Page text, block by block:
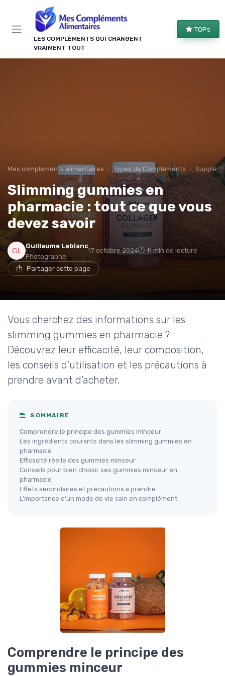
LES COMPLÉMENTS QUI CHANGENT
VRAIMENT TOUT
TOPs
Mes complements alimentaires Types de Compléments
Slimming gummies en
pharmacie : tout ce que vous
devez savoir
Guillaume Leblanc
Photographe
17 octobre 2024 11 min de lecture
Partager cette page
Vous cherchez des informations sur les
slimming gummies en pharmacie ?
Découvrez leur efficacité, leur composition,
les conseils d’utilisation et les précautions à
prendre avant d’acheter.
SOMMAIRE
Comprendre le principe des gummies minceur
Les ingrédients courants dans les slimming gummies en
pharmacie
Efficacité réelle des gummies minceur
Conseils pour bien choisir ses gummies minceur en
pharmacie
Effets secondaires et précautions à prendre
L’importance d’un mode de vie sain en complément
Comprendre le principe des
gummies minceur
Panneau de gestion des cookies